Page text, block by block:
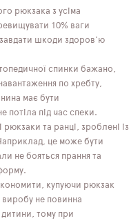
рюкзака з усіма
10% ваги
шкоди здоров'ю
спинки бажано,
по хребту,
має бути
потіла під час спеки.
та ранці, зроблені із
це може бути
не бояться прання та
купуючи рюкзак
не повинна
тому при